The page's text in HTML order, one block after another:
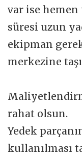
var ise
süresi uzun
ekipman
merkezine
rahat olsun.
Yedek
kullanılması